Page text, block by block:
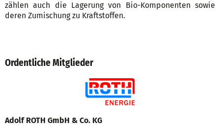
zählen auch die Lagerung von Bio-Komponenten sowie
deren Zumischung zu Kraftstoffen.
Ordentliche Mitglieder
Adolf ROTH GmbH & Co. KG